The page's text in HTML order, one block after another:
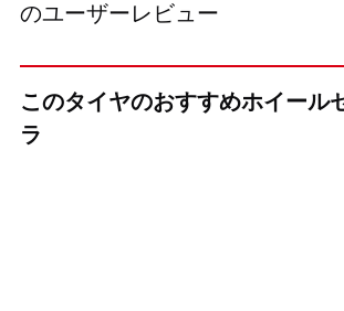
のユーザーレビュー
このタイヤのおすすめホイール
ラ